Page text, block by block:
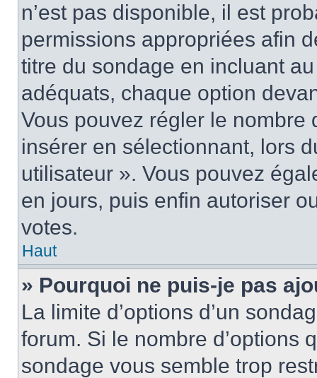
n’est pas disponible, il est
permissions appropriées afin
titre du sondage en incluant
adéquats, chaque option
Vous pouvez régler le nombre
insérer en sélectionnant, lors
utilisateur ». Vous pouvez
en jours, puis enfin autoriser
votes.
Haut
» Pourquoi ne puis-je pas
La limite d’options d’un
forum. Si le nombre d’options
sondage vous semble trop